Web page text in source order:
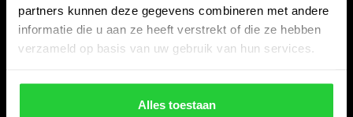
partners kunnen deze gegevens combineren met andere
informatie die u aan ze heeft verstrekt of die ze hebben
verzameld op basis van uw gebruik van hun services.
Alles toestaan
Bespanracket.nl is dé racketspecialist van Lelystad en
omstreken.
Snijdersstraat 6
8224 AA Lelystad